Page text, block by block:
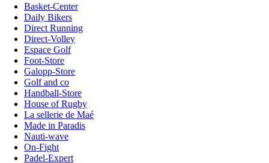
Basket-Center
Daily Bikers
Direct Running
Direct-Volley
Espace Golf
Foot-Store
Galopp-Store
Golf and co
Handball-Store
House of Rugby
La sellerie de Maé
Made in Paradis
Nauti-wave
On-Fight
Padel-Expert